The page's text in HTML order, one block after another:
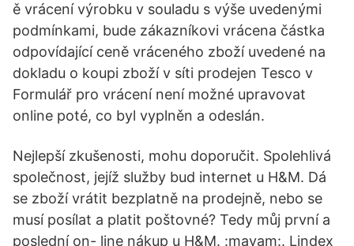
ě vrácení výrobku v souladu s výše uvedenými
podmínkami, bude zákazníkovi vrácena částka
odpovídající ceně vráceného zboží uvedené na
dokladu o koupi zboží v síti prodejen Tesco v
Formulář pro vrácení není možné upravovat
online poté, co byl vyplněn a odeslán.
Nejlepší zkušenosti, mohu doporučit. Spolehlivá
společnost, jejíž služby bud internet u H&M. Dá
se zboží vrátit bezplatně na prodejně, nebo se
musí posílat a platit poštovné? Tedy můj první a
poslední on- line nákup u H&M. :mavam:. Lindex